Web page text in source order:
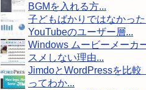
BGMを入れる方...
子どもばかりではなかった
YouTubeのユーザー層...
Windows ムービーメーカ
スメしない理由...
JimdoとWordPressを比
ってわか...